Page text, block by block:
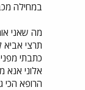
במחילה
מה שאני
תרצי אביא
כתבתי
אלוני אנא
הרופא הכי